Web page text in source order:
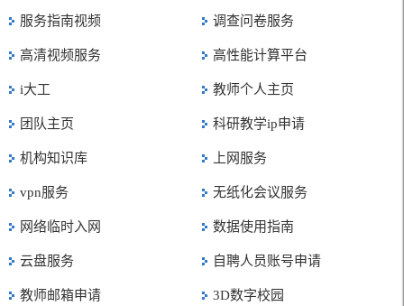
服务指南视频 调查问卷服务
高清视频服务 高性能计算平台
i大工 教师个人主页
团队主页 科研教学ip申请
机构知识库 上网服务
vpn服务 无纸化会议服务
网络临时入网 数据使用指南
云盘服务 自聘人员账号申请
教师邮箱申请 3D数字校园